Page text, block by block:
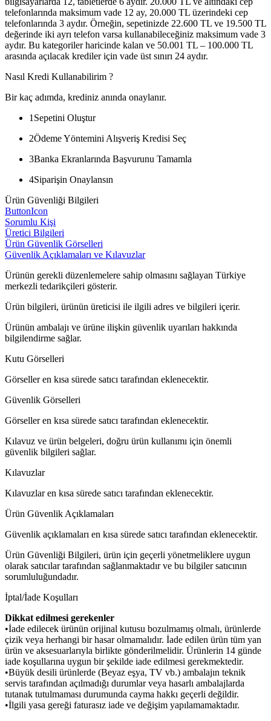
telefonlarında maksimum vade 12 ay, 20.000 TL üzerindeki cep
telefonlarında 3 aydır. Örneğin, sepetinizde 22.600 TL ve 19.500 TL
değerinde iki ayrı telefon varsa kullanabileceğiniz maksimum vade 3
aydır. Bu kategoriler haricinde kalan ve 50.001 TL – 100.000 TL
arasında açılacak krediler için vade üst sınırı 24 aydır.
Nasıl Kredi Kullanabilirim ?
Bir kaç adımda, krediniz anında onaylanır.
1 Sepetini Oluştur
2Ödeme Yöntemini Alışveriş Kredisi Seç
3Banka Ekranlarında Başvurunu Tamamla
4Siparişin Onaylansın
Ürün Güvenliği Bilgileri
ButtonIcon
Sorumlu Kişi
Üretici Bilgileri
Ürün Güvenlik Görselleri
Güvenlik Açıklamaları ve Kılavuzlar
Ürünün gerekli düzenlemelere sahip olmasını sağlayan Türkiye
merkezli tedarikçileri gösterir.
Ürün bilgileri, ürünün üreticisi ile ilgili adres ve bilgileri içerir.
Ürünün ambalajı ve ürüne ilişkin güvenlik uyarıları hakkında
bilgilendirme sağlar.
Kutu Görselleri
Görseller en kısa sürede satıcı tarafından eklenecektir.
Güvenlik Görselleri
Görseller en kısa sürede satıcı tarafından eklenecektir.
Kılavuz ve ürün belgeleri, doğru ürün kullanımı için önemli
güvenlik bilgileri sağlar.
Kılavuzlar
Kılavuzlar en kısa sürede satıcı tarafından eklenecektir.
Ürün Güvenlik Açıklamaları
Güvenlik açıklamaları en kısa sürede satıcı tarafından eklenecektir.
Ürün Güvenliği Bilgileri, ürün için geçerli yönetmeliklere uygun
olarak satıcılar tarafından sağlanmaktadır ve bu bilgiler satıcının
sorumluluğundadır.
İptal/İade Koşulları
Dikkat edilmesi gerekenler
•İade edilecek ürünün orijinal kutusu bozulmamış olmalı, ürünlerde
çizik veya herhangi bir hasar olmamalıdır. İade edilen ürün tüm yan
ürün ve aksesuarlarıyla birlikte gönderilmelidir. Ürünlerin 14 günde
iade koşullarına uygun bir şekilde iade edilmesi gerekmektedir.
•Büyük desili ürünlerde (Beyaz eşya, TV vb.) ambalajın teknik
servis tarafından açılmadığı durumlar veya hasarlı ambalajlarda
tutanak tutulmaması durumunda cayma hakkı geçerli değildir.
•İlgili yasa gereği faturasız iade ve değişim yapılamamaktadır.